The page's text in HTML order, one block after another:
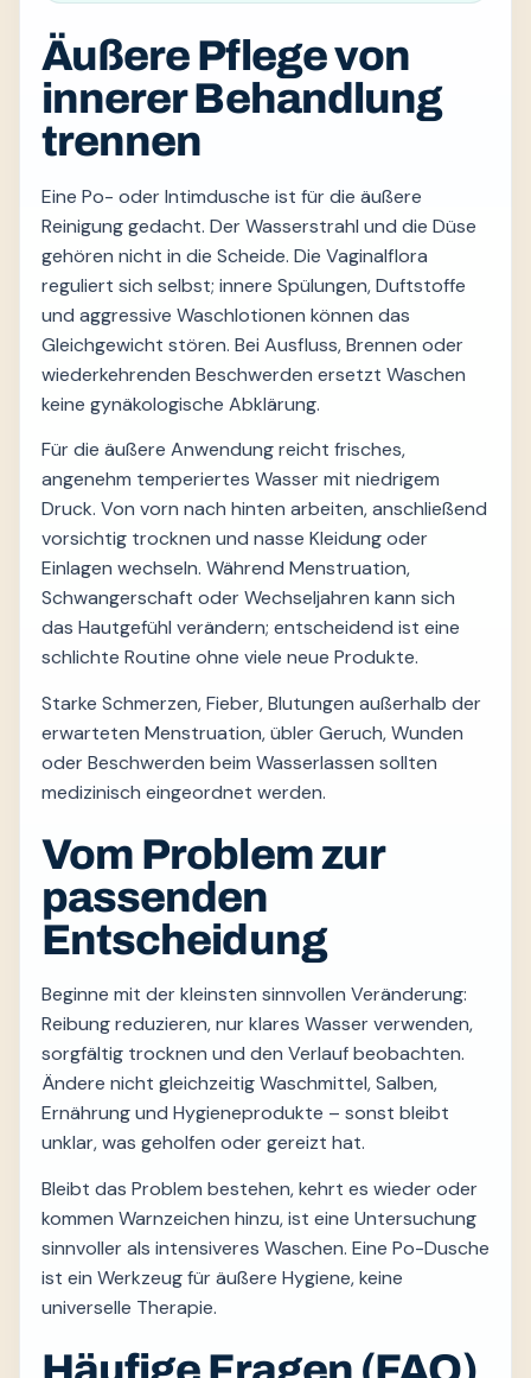
Äußere Pflege von
innerer Behandlung
trennen
Eine Po- oder Intimdusche ist für die äußere
Reinigung gedacht. Der Wasserstrahl und die Düse
gehören nicht in die Scheide. Die Vaginalflora
reguliert sich selbst; innere Spülungen, Duftstoffe
und aggressive Waschlotionen können das
Gleichgewicht stören. Bei Ausfluss, Brennen oder
wiederkehrenden Beschwerden ersetzt Waschen
keine gynäkologische Abklärung.
Für die äußere Anwendung reicht frisches,
angenehm temperiertes Wasser mit niedrigem
Druck. Von vorn nach hinten arbeiten, anschließend
vorsichtig trocknen und nasse Kleidung oder
Einlagen wechseln. Während Menstruation,
Schwangerschaft oder Wechseljahren kann sich
das Hautgefühl verändern; entscheidend ist eine
schlichte Routine ohne viele neue Produkte.
Starke Schmerzen, Fieber, Blutungen außerhalb der
erwarteten Menstruation, übler Geruch, Wunden
oder Beschwerden beim Wasserlassen sollten
medizinisch eingeordnet werden.
Vom Problem zur
passenden
Entscheidung
Beginne mit der kleinsten sinnvollen Veränderung:
Reibung reduzieren, nur klares Wasser verwenden,
sorgfältig trocknen und den Verlauf beobachten.
Ändere nicht gleichzeitig Waschmittel, Salben,
Ernährung und Hygieneprodukte – sonst bleibt
unklar, was geholfen oder gereizt hat.
Bleibt das Problem bestehen, kehrt es wieder oder
kommen Warnzeichen hinzu, ist eine Untersuchung
sinnvoller als intensiveres Waschen. Eine Po-Dusche
ist ein Werkzeug für äußere Hygiene, keine
universelle Therapie.